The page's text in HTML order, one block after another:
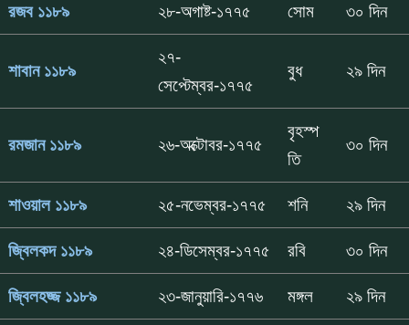
রজব ১১৮৯ ২৮-অগাষ্ট-১৭৭৫ সোম ৩০ দিন
শাবান ১১৮৯
২৭-
সেপ্টেম্বর-১৭৭৫
বুধ ২৯ দিন
রমজান ১১৮৯ ২৬-অক্টোবর-১৭৭৫
বৃহস্প
তি
৩০ দিন
শাওয়াল ১১৮৯ ২৫-নভেম্বর-১৭৭৫ শনি ২৯ দিন
জ্বিলকদ ১১৮৯ ২৪-ডিসেম্বর-১৭৭৫ রবি ৩০ দিন
জ্বিলহজ্জ ১১৮৯ ২৩-জানুয়ারি-১৭৭৬ মঙ্গল ২৯ দিন